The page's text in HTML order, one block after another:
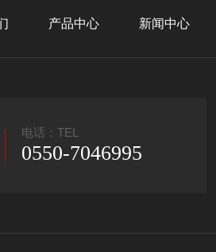
产品中心 新闻中心
电话：TEL
0550-7046995